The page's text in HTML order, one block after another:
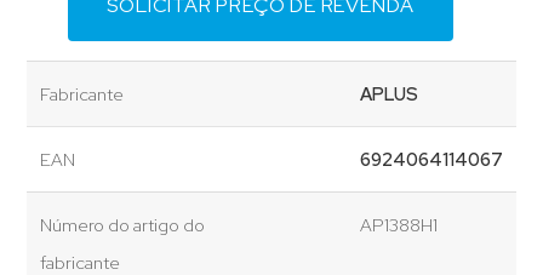
SOLICITAR PREÇO DE REVENDA
Fabricante APLUS
EAN 6924064114067
Número do artigo do
fabricante
AP1388H1